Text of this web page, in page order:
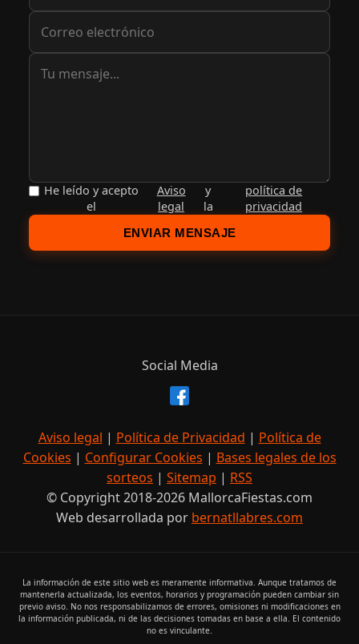
He leído y acepto
el
Aviso
legal
y
la
política de
privacidad
ENVIAR MENSAJE
Social Media
Aviso legal | Política de Privacidad | Política de
Cookies | Configurar Cookies | Bases legales de los
sorteos | Sitemap | RSS
© Copyright 2018-2026 MallorcaFiestas.com
Web desarrollada por bernatllabres.com
La información de este sitio web es meramente informativa. Aunque tratamos de
mantenerla actualizada, los eventos, horarios y programación pueden cambiar sin
previo aviso. No nos responsabilizamos de errores, omisiones ni modificaciones en
la información publicada, ni de las decisiones tomadas en base a ella. El contenido
no es vinculante.